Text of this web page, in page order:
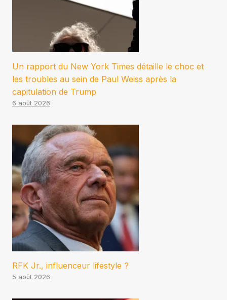
Un rapport du New York Times détaille le choc et
les troubles au sein de Paul Weiss après la
capitulation de Trump
6 août 2026
RFK Jr., influenceur lifestyle ?
5 août 2026